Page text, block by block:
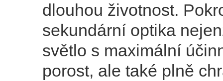
dlouhou životnost.
sekundární optika
světlo s maximální
porost, ale také plně